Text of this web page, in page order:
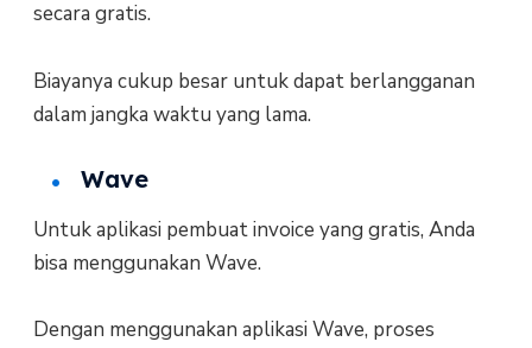
secara gratis.
Biayanya cukup besar untuk dapat berlangganan
dalam jangka waktu yang lama.
Wave
Untuk aplikasi pembuat invoice yang gratis, Anda
bisa menggunakan Wave.
Dengan menggunakan aplikasi Wave, proses